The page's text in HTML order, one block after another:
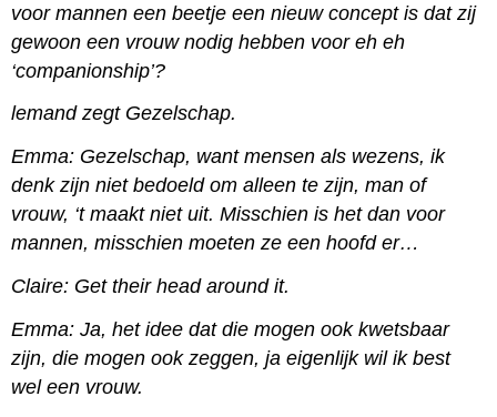
voor mannen een beetje een nieuw concept is dat zij
gewoon een vrouw nodig hebben voor eh eh
‘companionship’?
lemand zegt Gezelschap.
Emma: Gezelschap, want mensen als wezens, ik
denk zijn niet bedoeld om alleen te zijn, man of
vrouw, ‘t maakt niet uit. Misschien is het dan voor
mannen, misschien moeten ze een hoofd er…
Claire: Get their head around it.
Emma: Ja, het idee dat die mogen ook kwetsbaar
zijn, die mogen ook zeggen, ja eigenlijk wil ik best
wel een vrouw.